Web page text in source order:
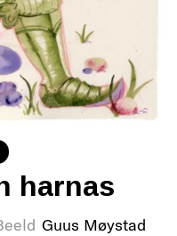
harnas
Guus Møystad